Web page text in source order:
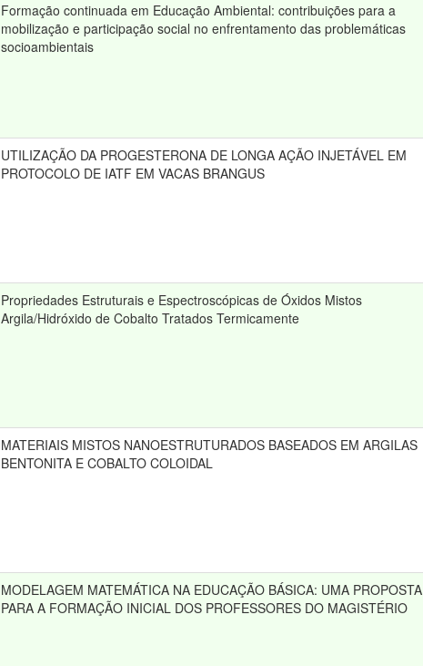
Formação continuada em Educação Ambiental: contribuições para a
mobilização e participação social no enfrentamento das problemáticas
socioambientais
UTILIZAÇÃO DA PROGESTERONA DE LONGA AÇÃO INJETÁVEL EM
PROTOCOLO DE IATF EM VACAS BRANGUS
Propriedades Estruturais e Espectroscópicas de Óxidos Mistos
Argila/Hidróxido de Cobalto Tratados Termicamente
MATERIAIS MISTOS NANOESTRUTURADOS BASEADOS EM ARGILAS
BENTONITA E COBALTO COLOIDAL
MODELAGEM MATEMÁTICA NA EDUCAÇÃO BÁSICA: UMA PROPOSTA
PARA A FORMAÇÃO INICIAL DOS PROFESSORES DO MAGISTÉRIO